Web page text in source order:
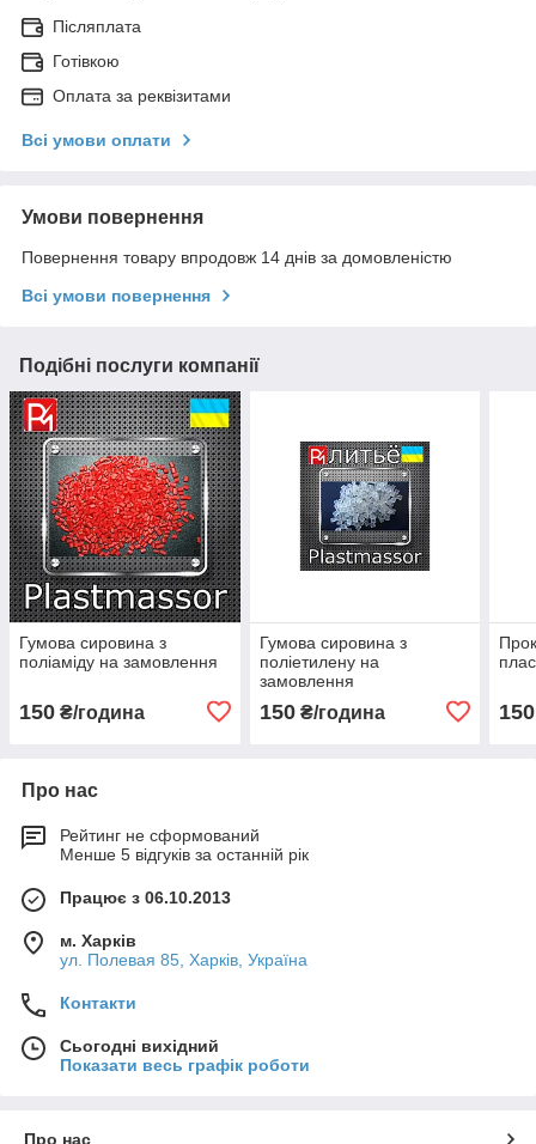
Післяплата
Готівкою
Оплата за реквізитами
Всі умови оплати
Умови повернення
Повернення товару впродовж 14 днів за домовленістю
Всі умови повернення
Подібні послуги компанії
Гумова сировина з
поліаміду на замовлення
150 ₴/година
Гумова сировина з
поліетилену на
замовлення
150₴/година 150
Про нас
Рейтинг не сформований
Менше 5 відгуків за останній рік
Працює з 06.10.2013
м. Харків
ул. Полевая 85, Харків, Україна
Контакти
Сьогодні вихідний
Показати весь графік роботи
Про нас